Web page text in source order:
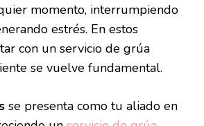
momento, interrumpiendo
estrés. En estos
con un servicio de grúa
se vuelve fundamental.
se presenta como tu aliado en